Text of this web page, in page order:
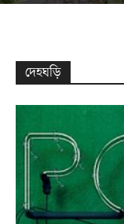
দেহঘড়ি